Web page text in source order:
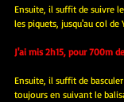
Ensuite, il suffit de suivre
les piquets, jusqu'au col de
J'ai mis 2h15, pour 700m
Ensuite, il suffit de
toujours en suivant le